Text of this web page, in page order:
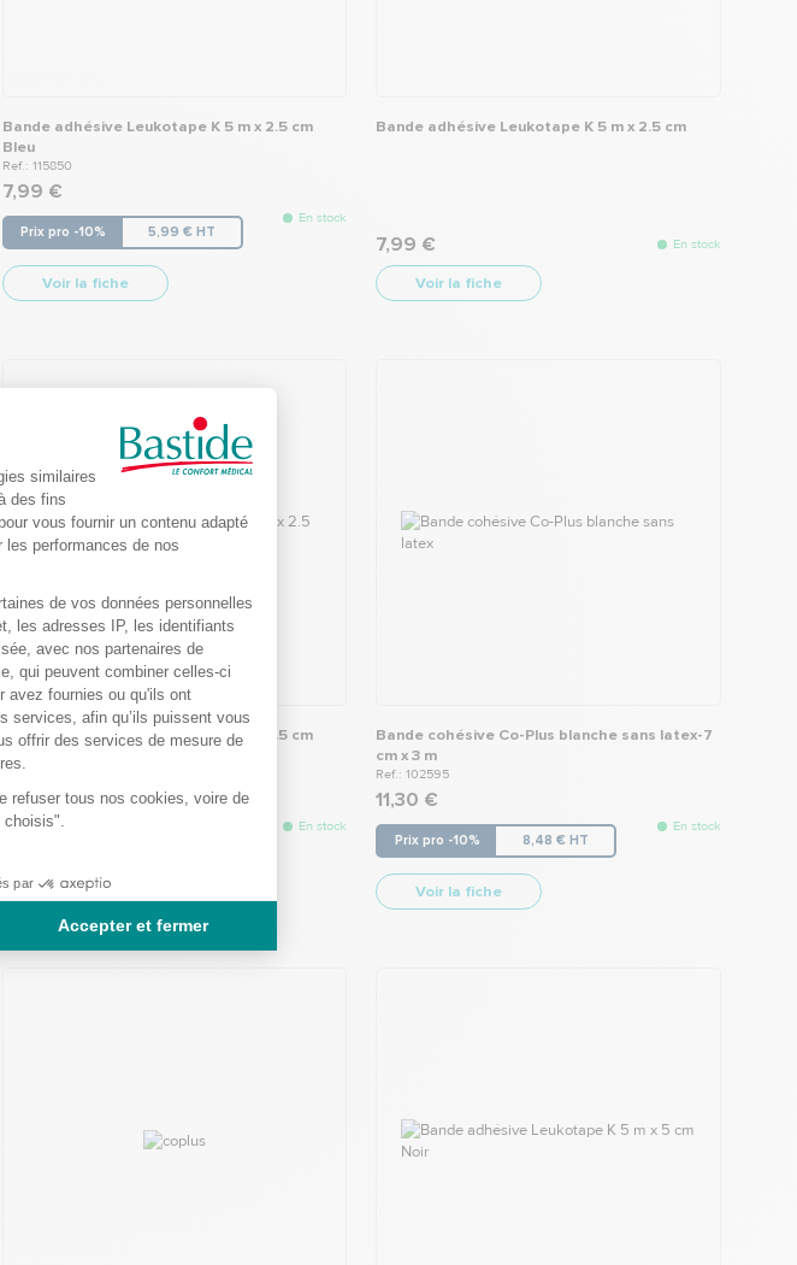
Bande adhésive Leukotape K 5 m x 2.5 cm
Bleu
Ref.: 115850
En stock
7,99 €
Prix pro -10% 5,99 € HT
Voir la fiche
Bande adhésive Leukotape K 5 m x 2.5 cm
En stock
7,99 €
Voir la fiche
Bande adhésive Leukotape K 5 m x 2.5 cm
Ref.: 115845
En stock
11,25 €
Voir la fiche
Bande cohésive Co-Plus blanche sans latex-7
cm x 3 m
Ref.: 102595
En stock
11,30 €
Prix pro -10% 8,48 € HT
Voir la fiche